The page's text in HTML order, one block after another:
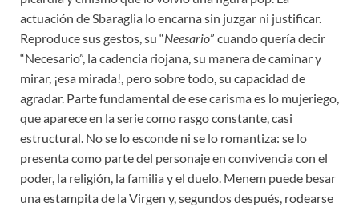
actuación de Sbaraglia lo encarna sin juzgar ni justificar.
Reproduce sus gestos, su “Neesario” cuando quería decir
“Necesario”, la cadencia riojana, su manera de caminar y
mirar, ¡esa mirada!, pero sobre todo, su capacidad de
agradar. Parte fundamental de ese carisma es lo mujeriego,
que aparece en la serie como rasgo constante, casi
estructural. No se lo esconde ni se lo romantiza: se lo
presenta como parte del personaje en convivencia con el
poder, la religión, la familia y el duelo. Menem puede besar
una estampita de la Virgen y, segundos después, rodearse